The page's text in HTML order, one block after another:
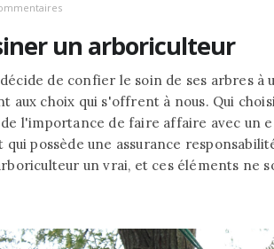
un arboriculteur
de confier le soin de ses arbres
aux choix qui s'offrent à nous. Qui
l'importance de faire affaire avec un
possède une assurance
un vrai, et ces éléments ne